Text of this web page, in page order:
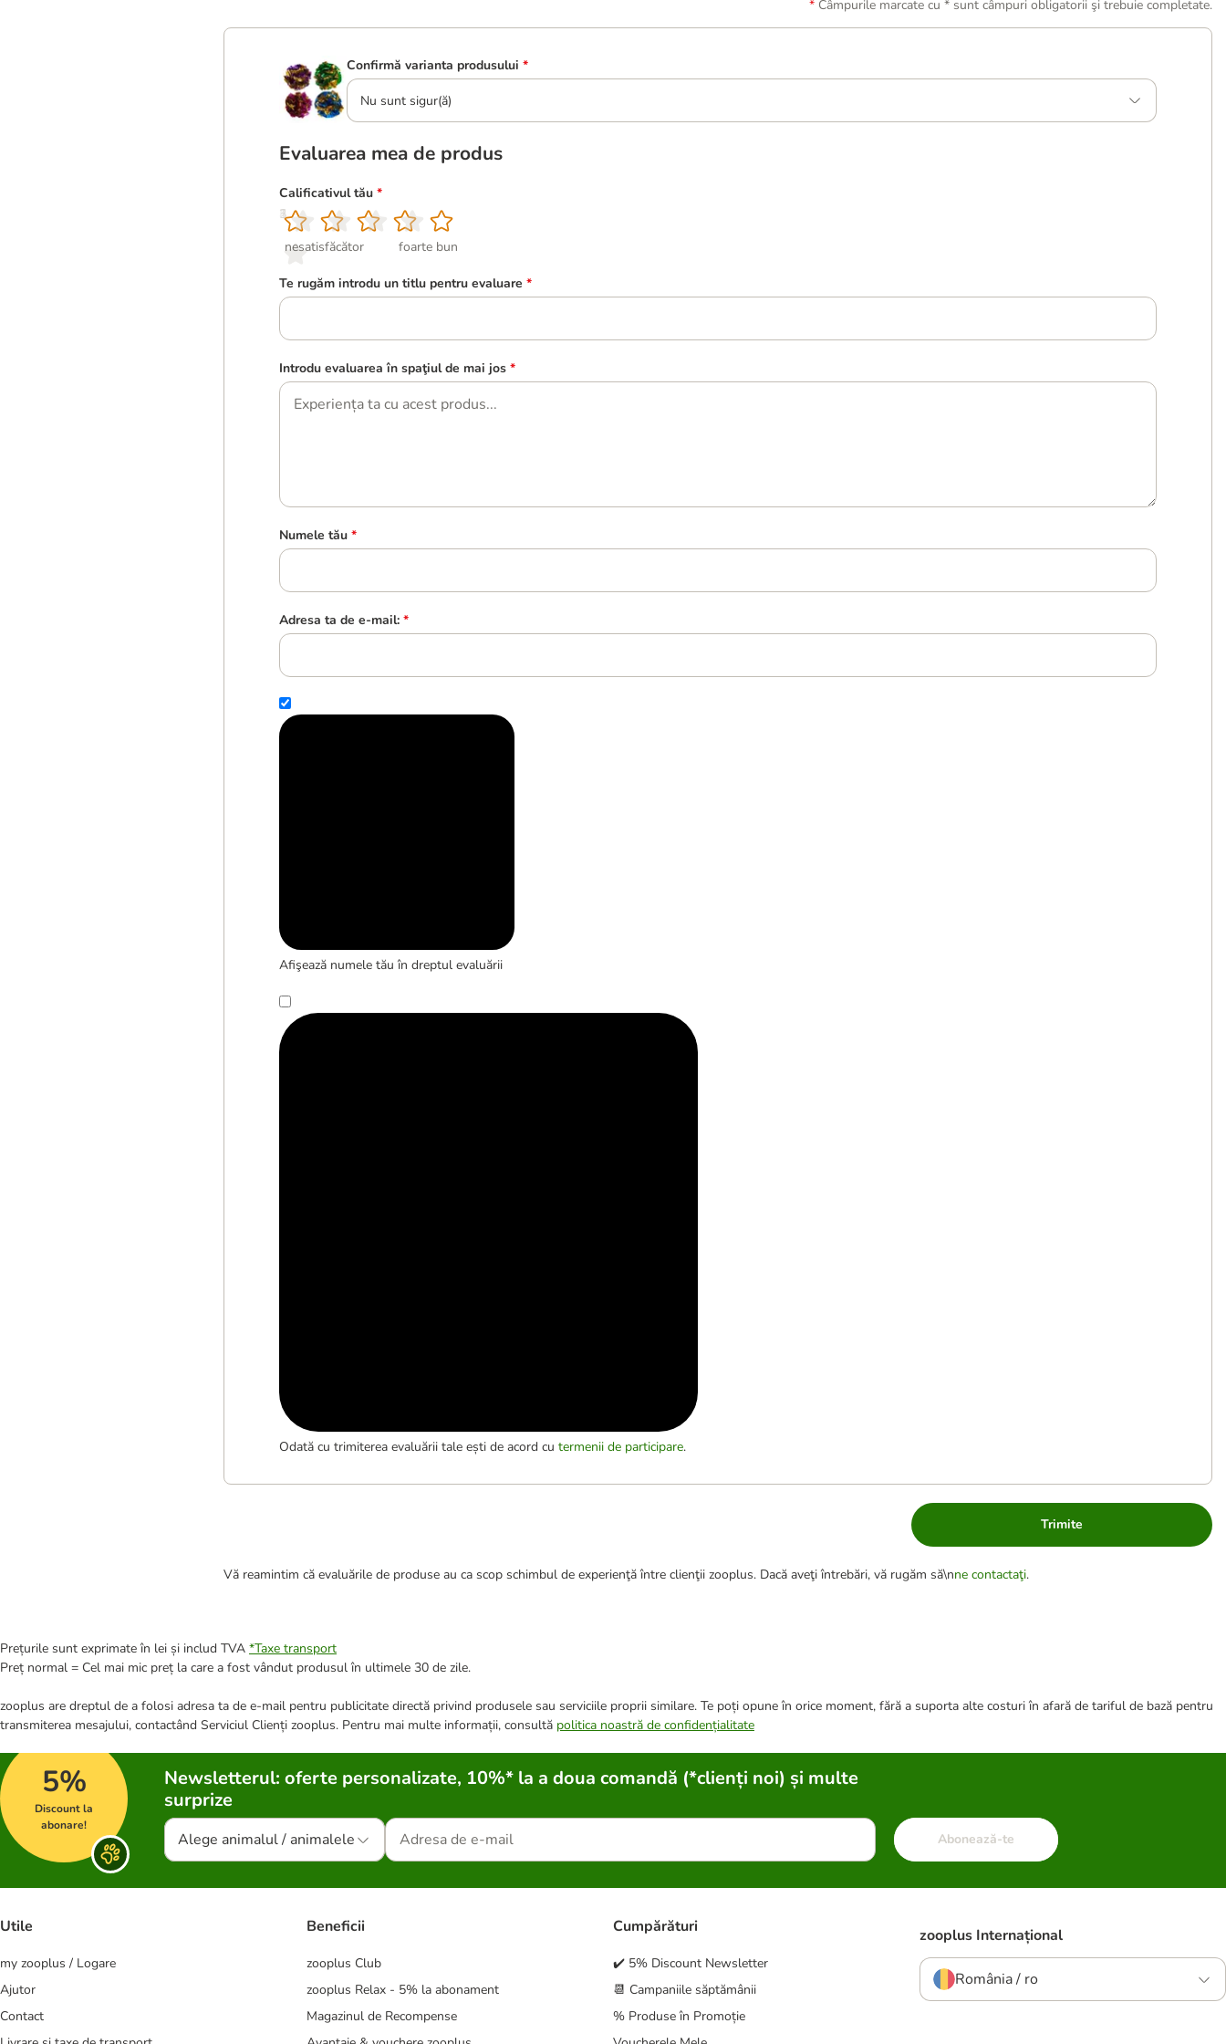
Câmpurile marcate cu * sunt câmpuri obligatorii şi trebuie completate.
Confirmă varianta produsului *
Nu sunt sigur(ă)
Evaluarea mea de produs
Calificativul tău *
1
nesatisfăcător
2
3
4
5
foarte bun
Te rugăm introdu un titlu pentru evaluare *
Introdu evaluarea în spaţiul de mai jos *
Numele tău *
Adresa ta de e-mail: *
Afişează numele tău în dreptul evaluării
Odată cu trimiterea evaluării tale ești de acord cu termenii de participare.
Trimite
Vă reamintim că evaluările de produse au ca scop schimbul de experienţă între clienţii zooplus. Dacă aveţi întrebări, vă rugăm să\nne contactaţi.
Prețurile sunt exprimate în lei și includ TVA *Taxe transport
Preț normal = Cel mai mic preț la care a fost vândut produsul în ultimele 30 de zile.
zooplus are dreptul de a folosi adresa ta de e-mail pentru publicitate directă privind produsele sau serviciile proprii similare. Te poți opune în orice moment, fără a suporta alte costuri în afară de tariful de bază pentru
transmiterea mesajului, contactând Serviciul Clienți zooplus. Pentru mai multe informații, consultă politica noastră de confidențialitate
5%
Discount la
abonare!
Newsletterul: oferte personalizate, 10%* la a doua comandă (*clienți noi) și multe
surprize
Alege animalul / animalele Abonează-te
Utile
my zooplus / Logare
Ajutor
Contact
Beneficii
zooplus Club
zooplus Relax - 5% la abonament
Magazinul de Recompense
Cumpărături
✔️ 5% Discount Newsletter
📆 Campaniile săptămânii
% Produse în Promoție
zooplus Internațional
România / ro